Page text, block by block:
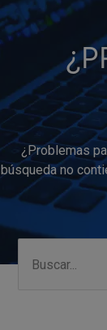
¿Problemas
búsqueda no